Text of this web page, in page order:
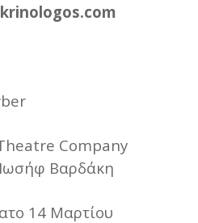
Company
Βαρδάκη
14 Μαρτίου